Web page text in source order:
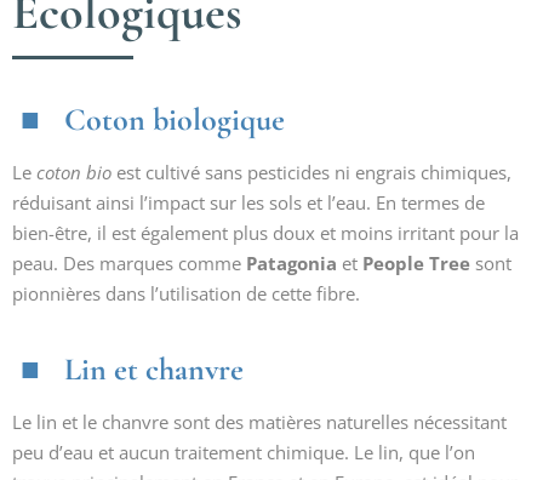
Écologiques
Coton biologique
Le coton bio est cultivé sans pesticides ni engrais chimiques,
réduisant ainsi l’impact sur les sols et l’eau. En termes de
bien-être, il est également plus doux et moins irritant pour la
peau. Des marques comme Patagonia et People Tree sont
pionnières dans l’utilisation de cette fibre.
Lin et chanvre
Le lin et le chanvre sont des matières naturelles nécessitant
peu d’eau et aucun traitement chimique. Le lin, que l’on